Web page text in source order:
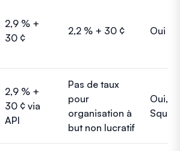
2,9 % +
30 ¢
2,2 % + 30 ¢ Oui
2,9 % +
30 ¢ via
API
Pas de taux
pour
organisation à
but non lucratif
Oui,